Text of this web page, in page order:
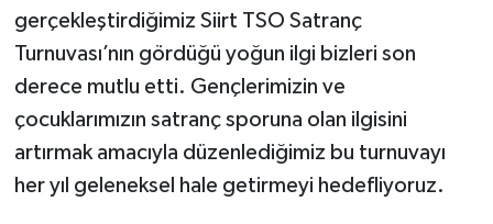
gerçekleştirdiğimiz Siirt TSO Satranç
Turnuvası’nın gördüğü yoğun ilgi bizleri son
derece mutlu etti. Gençlerimizin ve
çocuklarımızın satranç sporuna olan ilgisini
artırmak amacıyla düzenlediğimiz bu turnuvayı
her yıl geleneksel hale getirmeyi hedefliyoruz.